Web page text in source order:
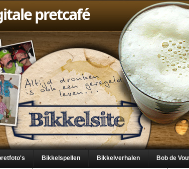
pretcafé
Bikkelspellen Bikkelverhalen Bob de